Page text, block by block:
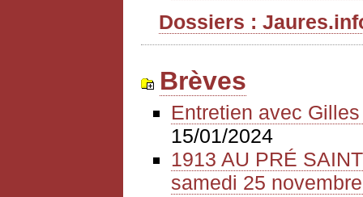
Dossiers :
Brèves
Entretien avec
15/01/2024
1913 AU PRÉ
samedi 25